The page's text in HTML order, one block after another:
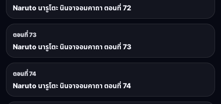
Naruto นารูโตะ นินจาจอมคาถา ตอนที่ 72
ตอนที่ 73
Naruto นารูโตะ นินจาจอมคาถา ตอนที่ 73
ตอนที่ 74
Naruto นารูโตะ นินจาจอมคาถา ตอนที่ 74